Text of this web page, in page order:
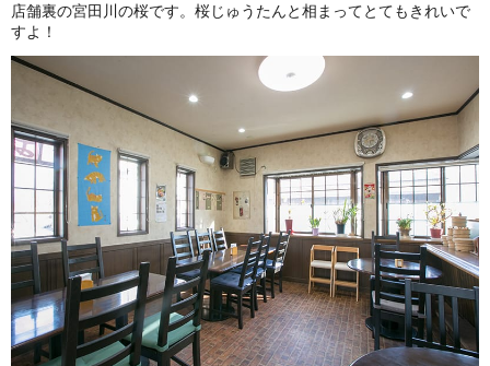
店舗裏の宮田川の桜です。桜じゅうたんと相まってとてもきれいで
すよ！